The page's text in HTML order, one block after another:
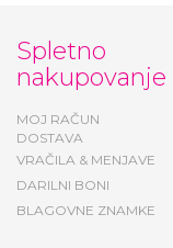
Spletno
nakupovanje
MOJ RAČUN
DOSTAVA
VRAČILA & MENJAVE
DARILNI BONI
BLAGOVNE ZNAMKE